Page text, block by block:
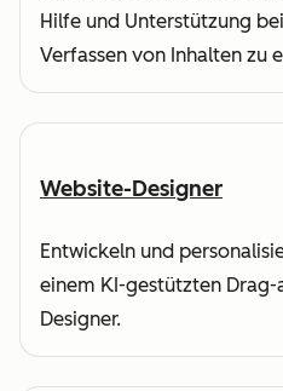
Hilfe und Unterstützung
Verfassen von Inhalten zu
Website-Designer
Entwickeln und
einem KI-gestützten
Designer.